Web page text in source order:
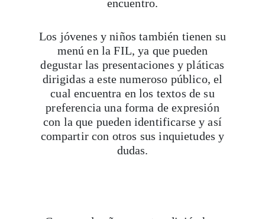
menú en la FIL, ya que pueden
degustar las presentaciones y pláticas
dirigidas a este numeroso público, el
cual encuentra en los textos de su
preferencia una forma de expresión
con la que pueden identificarse y así
compartir con otros sus inquietudes y
dudas.